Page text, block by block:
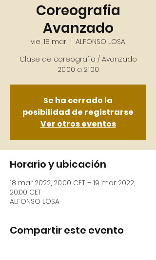
Coreografia
Avanzado
vie, 18 mar
  |
ALFONSO LOSA
Clase de coreografía / Avanzado
Se ha cerrado la
posibilidad de registrarse
Ver otros eventos
Horario y ubicación
18 mar 2022, 20:00 CET – 19 mar 2022,
20:00 CET
ALFONSO LOSA
Compartir este evento